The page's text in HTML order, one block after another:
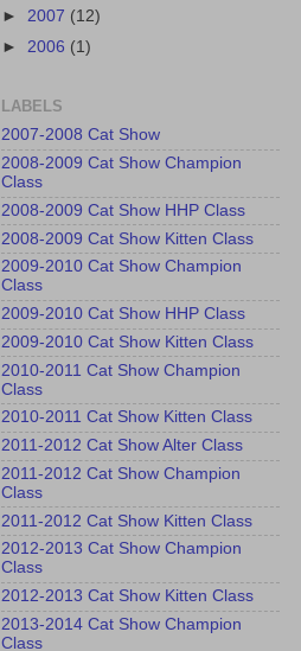
► 2007 (12)
► 2006 (1)
LABELS
2007-2008 Cat Show
2008-2009 Cat Show Champion
Class
2008-2009 Cat Show HHP Class
2008-2009 Cat Show Kitten Class
2009-2010 Cat Show Champion
Class
2009-2010 Cat Show HHP Class
2009-2010 Cat Show Kitten Class
2010-2011 Cat Show Champion
Class
2010-2011 Cat Show Kitten Class
2011-2012 Cat Show Alter Class
2011-2012 Cat Show Champion
Class
2011-2012 Cat Show Kitten Class
2012-2013 Cat Show Champion
Class
2012-2013 Cat Show Kitten Class
2013-2014 Cat Show Champion
Class